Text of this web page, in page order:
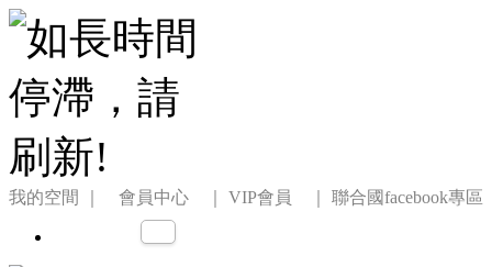
我的空間 ｜ 會員中心 ｜ VIP會員 ｜ 聯合國facebook專區